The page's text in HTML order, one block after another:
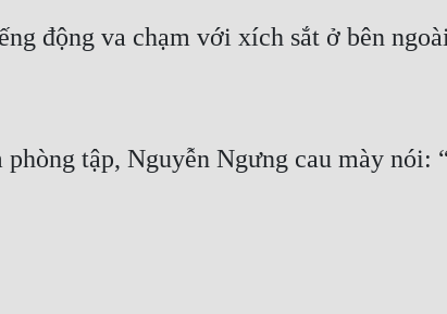
động va chạm với xích sắt ở bên
tập, Nguyễn Ngưng cau mày nói: